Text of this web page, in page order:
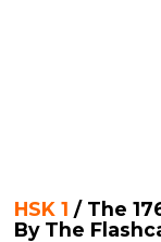
HSK 1 / The
By The